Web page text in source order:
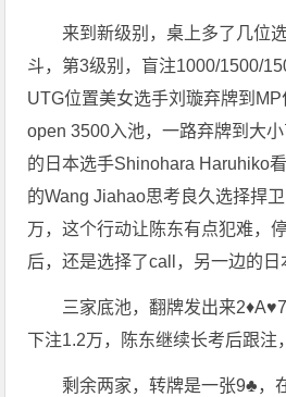
来到新级别，桌上多了几位
斗，第3级别，盲注1000/1500/
UTG位置美女选手刘璇弃牌到
open 3500入池，一路弃牌到大
的日本选手Shinohara Haruhiko
的Wang Jiahao思考良久选择捍
万，这个行动让陈东有点犯难，
后，还是选择了call，另一边的日
三家底池，翻牌发出来
下注1.2万，陈东继续长考后跟注
剩余两家，转牌是一张9♣️，